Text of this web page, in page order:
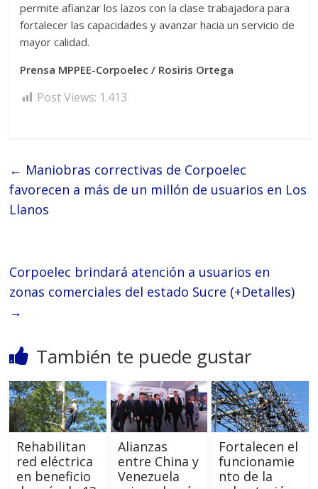
permite afianzar los lazos con la clase trabajadora para
fortalecer las capacidades y avanzar hacia un servicio de
mayor calidad.
Prensa MPPEE-Corpoelec / Rosiris Ortega
Post Views: 1.413
← Maniobras correctivas de Corpoelec
favorecen a más de un millón de usuarios en Los
Llanos
Corpoelec brindará atención a usuarios en
zonas comerciales del estado Sucre (+Detalles)
→
También te puede gustar
Rehabilitan
red eléctrica
en beneficio
Alianzas
entre China y
Venezuela
Fortalecen el
funcionamie
nto de la